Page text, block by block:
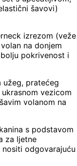
šavovi)
izrezom (veže
na donjem
pokrivenost i
užeg, pratećeg
vezicom
volanom na
s podstavom
za ljetne
odgovarajuću